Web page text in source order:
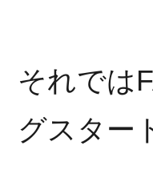
それでは
グスター